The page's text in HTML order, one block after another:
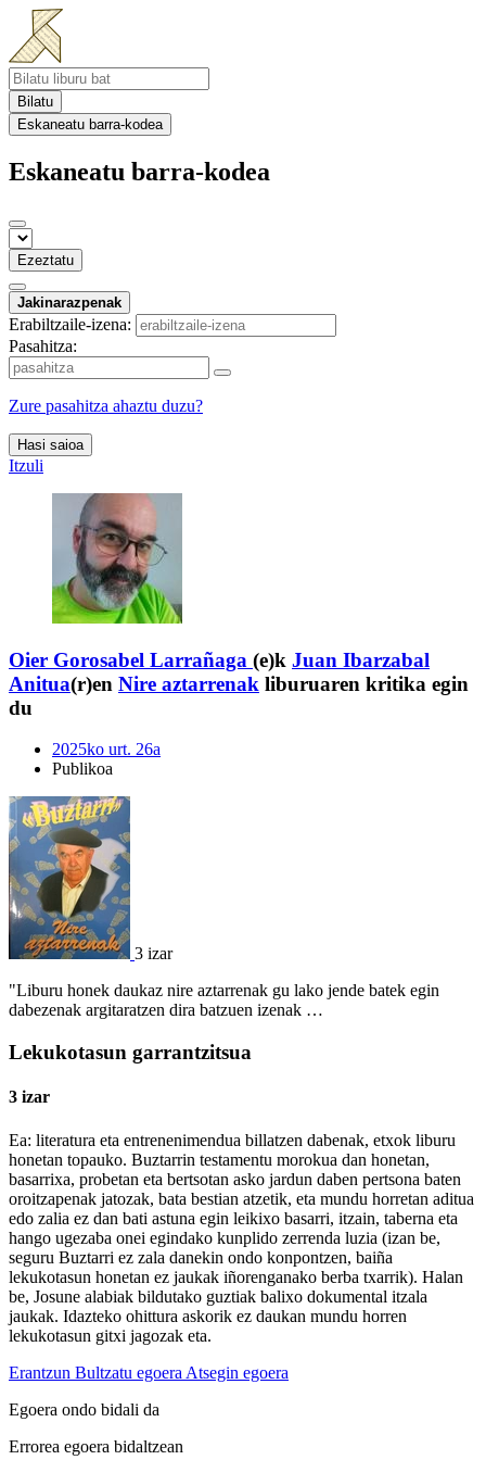
Bilatu
Eskaneatu barra-kodea
Eskaneatu barra-kodea
Ezeztatu
Jakinarazpenak
Erabiltzaile-izena:
Pasahitza:
Zure pasahitza ahaztu duzu?
Hasi saioa
Itzuli
Oier Gorosabel Larrañaga (e)k Juan Ibarzabal
Anitua(r)en Nire aztarrenak liburuaren kritika egin
du
2025ko urt. 26a
Publikoa
3 izar
"Liburu honek daukaz nire aztarrenak gu lako jende batek egin
dabezenak argitaratzen dira batzuen izenak …
Lekukotasun garrantzitsua
3 izar
Ea: literatura eta entrenenimendua billatzen dabenak, etxok liburu
honetan topauko. Buztarrin testamentu morokua dan honetan,
basarrixa, probetan eta bertsotan asko jardun daben pertsona baten
oroitzapenak jatozak, bata bestian atzetik, eta mundu horretan aditua
edo zalia ez dan bati astuna egin leikixo basarri, itzain, taberna eta
hango ugezaba onei egindako kunplido zerrenda luzia (izan be,
seguru Buztarri ez zala danekin ondo konpontzen, baiña
lekukotasun honetan ez jaukak iñorenganako berba txarrik). Halan
be, Josune alabiak bildutako guztiak balixo dokumental itzala
jaukak. Idazteko ohittura askorik ez daukan mundu horren
lekukotasun gitxi jagozak eta.
Erantzun Bultzatu egoera Atsegin egoera
Egoera ondo bidali da
Errorea egoera bidaltzean